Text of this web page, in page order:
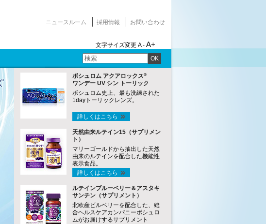
ニュースルーム 採用情報 お問い合わせ
文字サイズ変更 A - A+
OK
ボシュロム アクアロックス®
ワンデー UV シン トーリック
ボシュロム史上、最も洗練された
1dayトーリックレンズ。
詳しくはこちら
天然由来ルテイン15（サプリメン
ト）
マリーゴールドから抽出した天然
由来のルテインを配合した機能性
表示食品。
詳しくはこちら
ルテインブルーベリー＆アスタキ
サンチン（サプリメント）
北欧産ビルベリーを配合した、総
合ヘルスケアカンパニーボシュロ
ムがお届けするサプリメント